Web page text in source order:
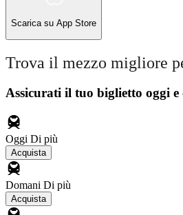
Scarica su App Store
Trova il mezzo migliore
Assicurati il ​​tuo biglietto oggi
Oggi Di più
Acquista
Domani Di più
Acquista